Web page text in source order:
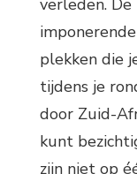
verleden. De
imponerende
plekken die
tijdens je
door Zuid-
kunt
zijn niet op